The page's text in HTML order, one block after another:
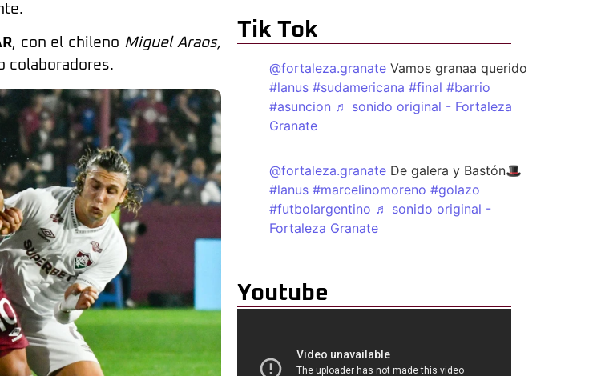
, con el chileno Miguel Araos,
colaboradores.
Tik Tok
@fortaleza.granate Vamos granaa querido
#lanus #sudamericana #final #barrio
#asuncion ♬ sonido original - Fortaleza
Granate
@fortaleza.granate De galera y Bastón🎩
#lanus #marcelinomoreno #golazo
#futbolargentino ♬ sonido original -
Fortaleza Granate
Youtube